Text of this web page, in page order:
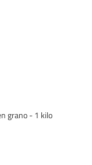
grano - 1 kilo